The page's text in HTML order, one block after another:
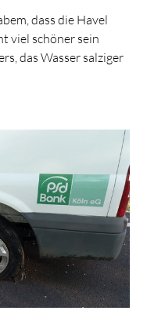
dass die Havel
viel schöner sein
das Wasser salziger